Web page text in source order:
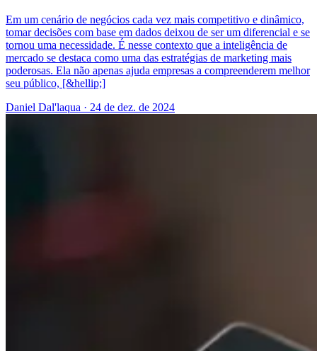
Em um cenário de negócios cada vez mais competitivo e dinâmico,
tomar decisões com base em dados deixou de ser um diferencial e se
tornou uma necessidade. É nesse contexto que a inteligência de
mercado se destaca como uma das estratégias de marketing mais
poderosas. Ela não apenas ajuda empresas a compreenderem melhor
seu público, [&hellip;]
Daniel Dal'laqua · 24 de dez. de 2024